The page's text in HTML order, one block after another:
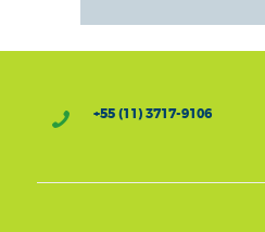
+55 (11) 3717-9106